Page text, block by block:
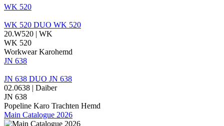
WK 520
WK 520 DUO WK 520
20.W520 | WK
WK 520
Workwear Karohemd
JN 638
JN 638 DUO JN 638
02.0638 | Daiber
JN 638
Popeline Karo Trachten Hemd
Main Catalogue 2026